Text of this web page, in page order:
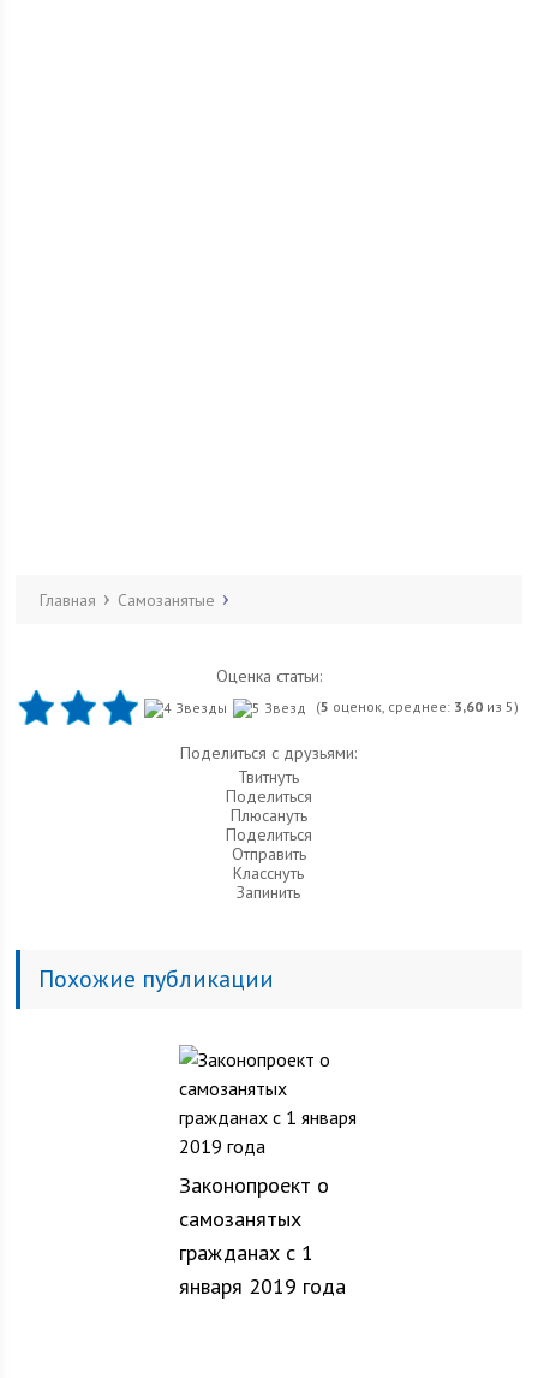
Главная Самозанятые
Оценка статьи:
(5 оценок, среднее: 3,60 из 5)
Поделиться с друзьями:
Твитнуть
Поделиться
Плюсануть
Поделиться
Отправить
Класснуть
Запинить
Похожие публикации
Законопроект о
самозанятых
гражданах с 1
января 2019 года